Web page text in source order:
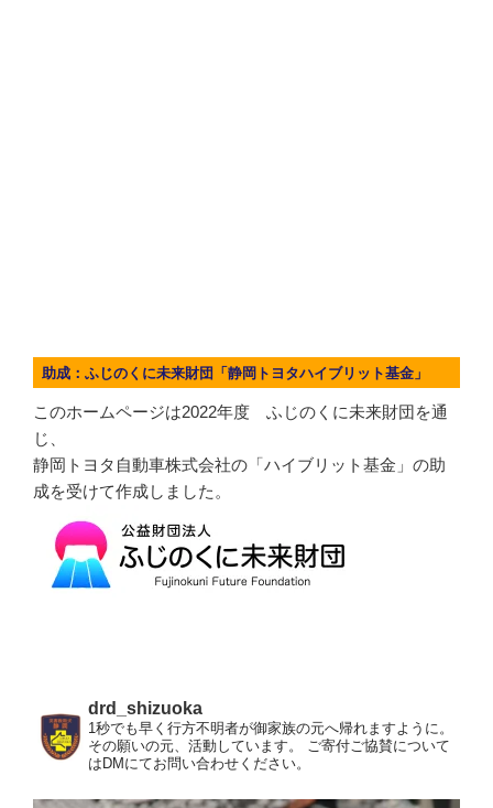
助成：ふじのくに未来財団「静岡トヨタハイブリット基金」
このホームページは2022年度 ふじのくに未来財団を通
じ、
静岡トヨタ自動車株式会社の「ハイブリット基金」の助
成を受けて作成しました。
drd_shizuoka
1秒でも早く行方不明者が御家族の元へ帰れますように。
その願いの元、活動しています。
ご寄付ご協賛について
はDMにてお問い合わせください。